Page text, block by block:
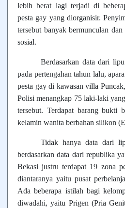
lebih berat lagi terjadi di
pesta gay yang diorganisir.
tersebut banyak bermunculan
sosial.
Berdasarkan data dari
pada pertengahan tahun lalu,
pesta gay di kawasan villa
Polisi menangkap 75 laki-laki
tersebut. Terdapat barang bukti
kelamin wanita berbahan silikon
Tidak hanya data dari
berdasarkan data dari republika
Bekasi justru terdapat 19 zona
diantaranya yaitu pusat
Ada beberapa istilah bagi
diwadahi, yaitu Prigen (Pria